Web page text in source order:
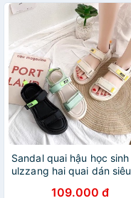
Sandal quai hậu học sinh
ulzzang hai quai dán siêu
109.000 đ